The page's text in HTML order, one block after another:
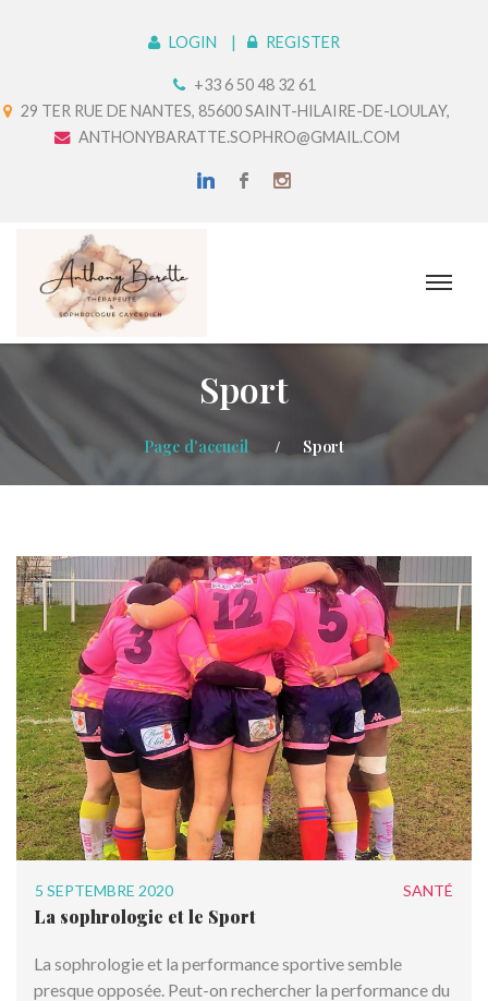
LOGIN REGISTER
+33 6 50 48 32 61
29 TER RUE DE NANTES, 85600 SAINT-HILAIRE-DE-LOULAY,
ANTHONYBARATTE.SOPHRO@GMAIL.COM
Sport
Page d'accueil Sport
5 SEPTEMBRE 2020 SANTÉ
La sophrologie et le Sport
La sophrologie et la performance sportive semble
presque opposée. Peut-on rechercher la performance du